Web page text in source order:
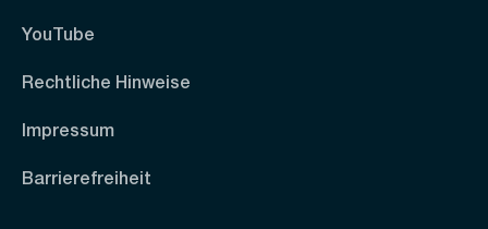
YouTube
Rechtliche Hinweise
Impressum
Barrierefreiheit